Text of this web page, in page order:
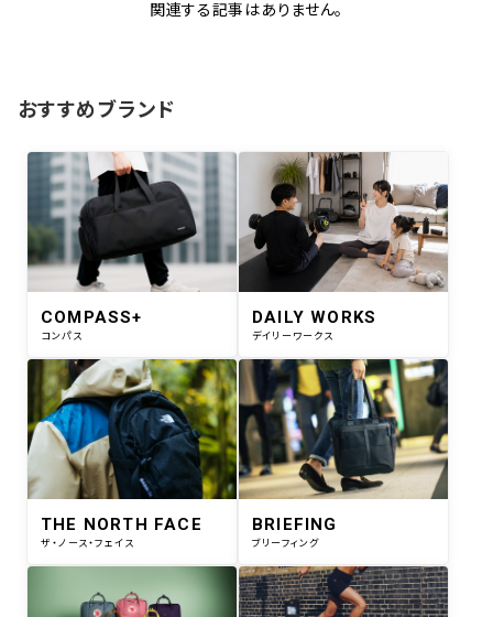
関連する記事はありません。
おすすめブランド
COMPASS+
コンパス
DAILY WORKS
デイリーワークス
THE NORTH FACE
ザ・ノース・フェイス
BRIEFING
ブリーフィング